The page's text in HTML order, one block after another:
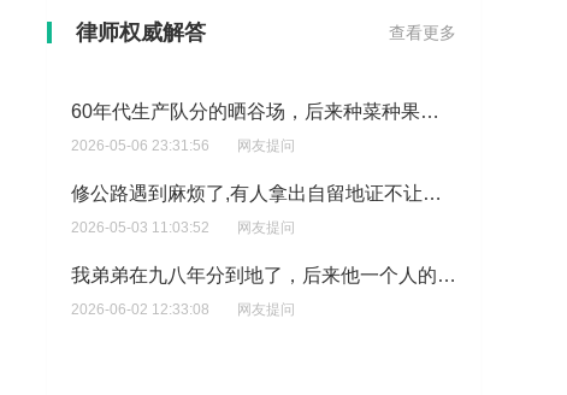
律师权威解答 查看更多
拆除水利设施将会受到什么样处罚
60年代生产队分的晒谷场，后来种菜种果树，至今还有果树，现在祖业人要抢回，我们该怎么做?
2026-05-06 23:31:56 网友提问
修公路遇到麻烦了,有人拿出自留地证不让过,还有房产证?
2026-05-03 11:03:52 网友提问
我弟弟在九八年分到地了，后来他一个人的户口迁走了，村里就把地抽回去了，现在地能不能要回来了?
2026-06-02 12:33:08 网友提问